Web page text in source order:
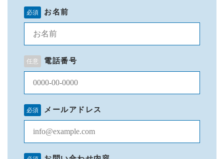
お墓のことは飯盛石材店まで
0743-78-1751
お名前
電話番号
メールアドレス